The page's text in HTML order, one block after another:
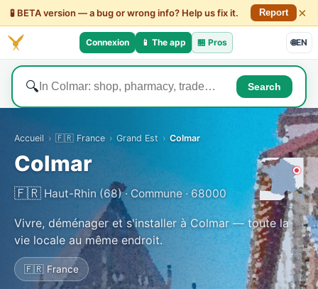
🧪 BETA version — a bug or wrong info? Help us fix it. Report ×
Connexion 📱 The app 🏪 Pros 🌐EN
🔍 Search
Accueil › 🇫🇷 France › Grand Est › Colmar
Colmar
🇫🇷 Haut-Rhin (68) · Commune · 68000
Vivre, déménager et s'installer à Colmar — toute la
vie locale au même endroit.
🇫🇷 France